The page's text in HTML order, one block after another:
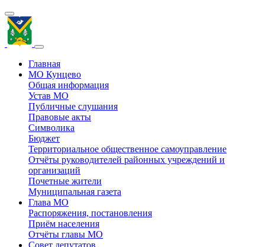
Главная
МО Кунцево
Общая информация
Устав МО
Публичные слушания
Правовые акты
Символика
Бюджет
Территориальное общественное самоуправление
Отчёты руководителей районных учреждений и
организаций
Почетные жители
Муниципальная газета
Глава МО
Распоряжения, постановления
Приём населения
Отчёты главы МО